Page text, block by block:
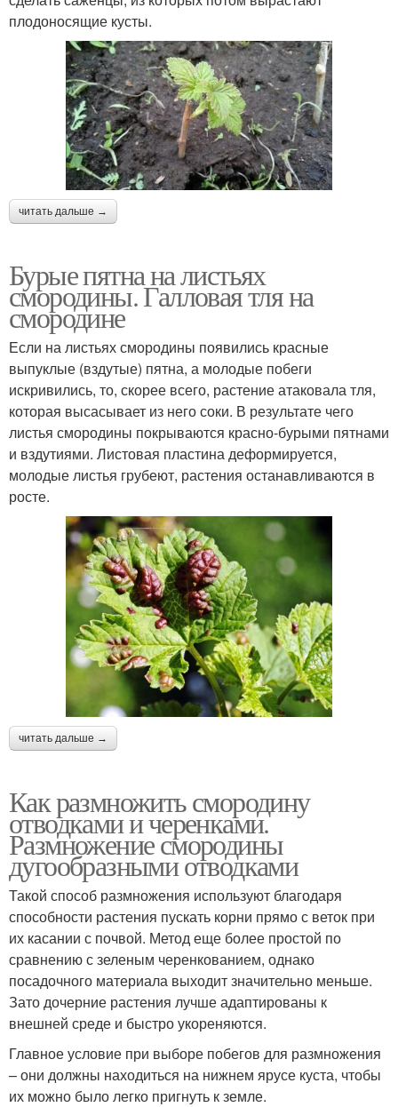
плодоносящие кусты.
читать дальше →
Бурые пятна на листьях
смородины. Галловая тля на
смородине
Если на листьях смородины появились красные
выпуклые (вздутые) пятна, а молодые побеги
искривились, то, скорее всего, растение атаковала тля,
которая высасывает из него соки. В результате чего
листья смородины покрываются красно-бурыми пятнами
и вздутиями. Листовая пластина деформируется,
молодые листья грубеют, растения останавливаются в
росте.
читать дальше →
Как размножить смородину
отводками и черенками.
Размножение смородины
дугообразными отводками
Такой способ размножения используют благодаря
способности растения пускать корни прямо с веток при
их касании с почвой. Метод еще более простой по
сравнению с зеленым черенкованием, однако
посадочного материала выходит значительно меньше.
Зато дочерние растения лучше адаптированы к
внешней среде и быстро укореняются.
Главное условие при выборе побегов для размножения
– они должны находиться на нижнем ярусе куста, чтобы
их можно было легко пригнуть к земле.